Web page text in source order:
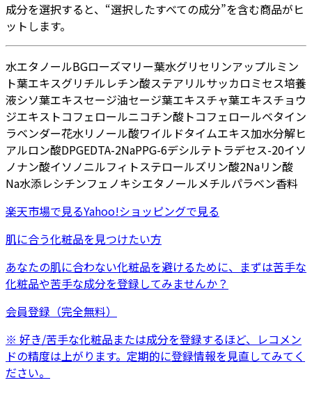
成分を選択すると、“選択したすべての成分”を含む商品がヒ
ットします。
水エタノールBGローズマリー葉水グリセリンアップルミン
ト葉エキスグリチルレチン酸ステアリルサッカロミセス培養
液シソ葉エキスセージ油セージ葉エキスチャ葉エキスチョウ
ジエキス トコフェロールニコチン酸トコフェロールベタイン
ラベンダー花水リノール酸ワイルドタイムエキス加水分解ヒ
アルロン酸DPGEDTA-2NaPPG-6デシルテトラデセス-20イソ
ノナン酸イソノニルフィトステロールズリン酸2Naリン酸
Na水添レシチンフェノキシエタノールメチルパラベン香料
楽天市場で見るYahoo!ショッピングで見る
肌に合う化粧品を見つけたい方
あなたの肌に合わない化粧品を避けるために、まずは苦手な
化粧品や苦手な成分を登録してみませんか？
会員登録（完全無料）
※ 好き/苦手な化粧品または成分を登録するほど、レコメン
ドの精度は上がります。定期的に登録情報を見直してみてく
ださい。